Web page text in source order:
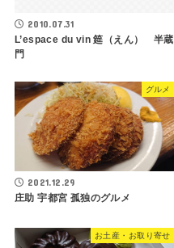
2010.07.31
L’espace du vin 筵（えん） 半蔵
門
グルメ
2021.12.29
庄助 宇都宮 孤独のグルメ
お土産・お取り寄せ